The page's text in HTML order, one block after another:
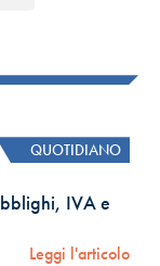
QUOTIDIANO
IVA e
Leggi l'articolo